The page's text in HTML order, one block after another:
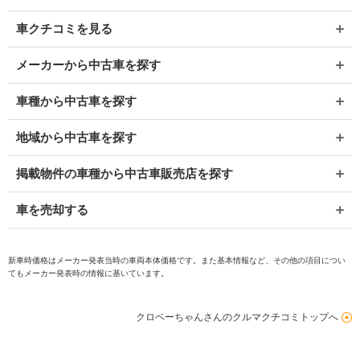
車クチコミを見る
メーカーから中古車を探す
車種から中古車を探す
地域から中古車を探す
掲載物件の車種から中古車販売店を探す
車を売却する
新車時価格はメーカー発表当時の車両本体価格です。また基本情報など、その他の項目につい
てもメーカー発表時の情報に基いています。
クロベーちゃんさんのクルマクチコミトップへ